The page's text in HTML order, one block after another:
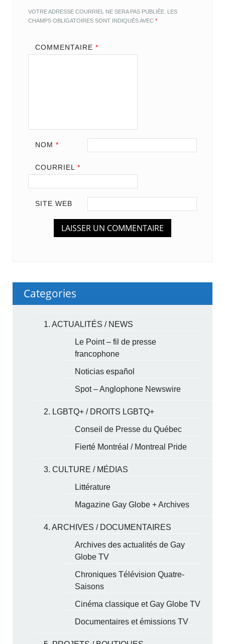
VOTRE ADRESSE COURRIEL NE SERA PAS PUBLIÉE. LES
CHAMPS OBLIGATOIRES SONT INDIQUÉS AVEC*
COMMENTAIRE *
NOM *
COURRIEL *
SITE WEB
Categories
1. ACTUALITÉS / NEWS
Le Point – fil de presse
francophone
Noticias español
Spot – Anglophone Newswire
2. LGBTQ+ / DROITS LGBTQ+
Conseil de Presse du Québec
Fierté Montréal / Montreal Pride
3. CULTURE / MÉDIAS
Littérature
Magazine Gay Globe + Archives
4. ARCHIVES / DOCUMENTAIRES
Archives des actualités de Gay
Globe TV
Chroniques Télévision Quatre-
Saisons
Cinéma classique et Gay Globe TV
Documentaires et émissions TV